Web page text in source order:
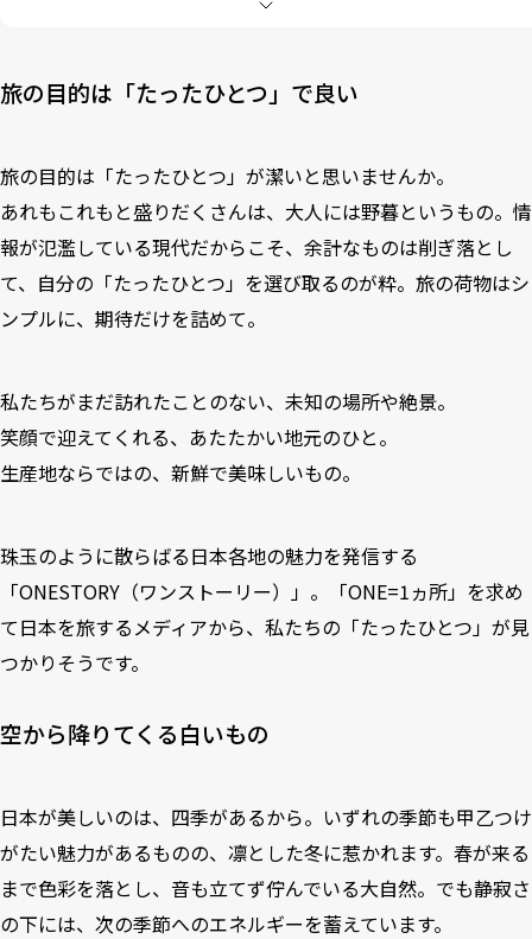
旅の目的は「たったひとつ」で良い
旅の目的は「たったひとつ」が潔いと思いませんか。
あれもこれもと盛りだくさんは、大人には野暮というもの。情
報が氾濫している現代だからこそ、余計なものは削ぎ落とし
て、自分の「たったひとつ」を選び取るのが粋。旅の荷物はシ
ンプルに、期待だけを詰めて。
私たちがまだ訪れたことのない、未知の場所や絶景。
笑顔で迎えてくれる、あたたかい地元のひと。
生産地ならではの、新鮮で美味しいもの。
珠玉のように散らばる日本各地の魅力を発信する
「ONESTORY（ワンストーリー）」。「ONE=1ヵ所」を求め
て日本を旅するメディアから、私たちの「たったひとつ」が見
つかりそうです。
空から降りてくる白いもの
日本が美しいのは、四季があるから。いずれの季節も甲乙つけ
がたい魅力があるものの、凛とした冬に惹かれます。春が来る
まで色彩を落とし、音も立てず佇んでいる大自然。でも静寂さ
の下には、次の季節へのエネルギーを蓄えています。